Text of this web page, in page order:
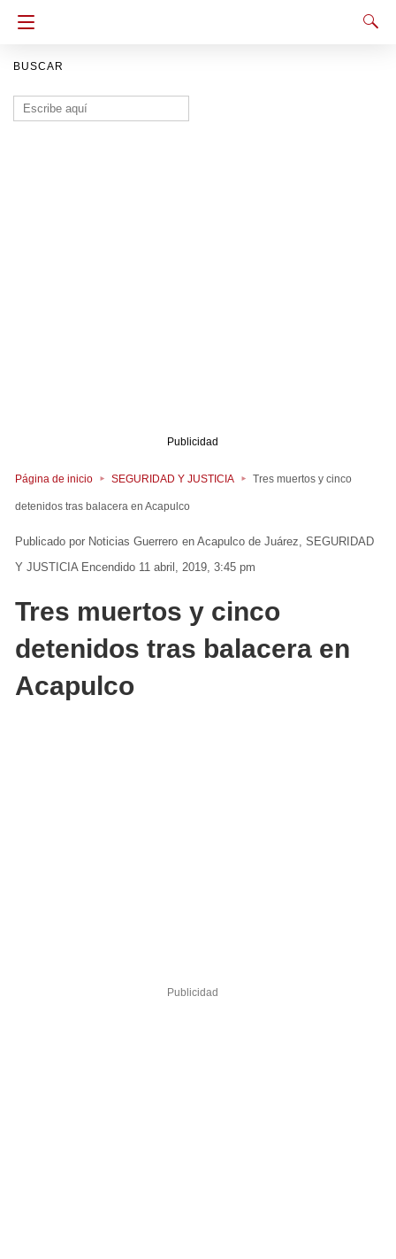
BUSCAR
Buscar:
Publicidad
Página de inicio SEGURIDAD Y JUSTICIA Tres muertos y cinco
detenidos tras balacera en Acapulco
Noticias Guerrero en Acapulco de Juárez SEGURIDAD
Y JUSTICIA Encendido 11 abril, 2019, 3:45 pm
Tres muertos y cinco
detenidos tras balacera en
Acapulco
Publicidad